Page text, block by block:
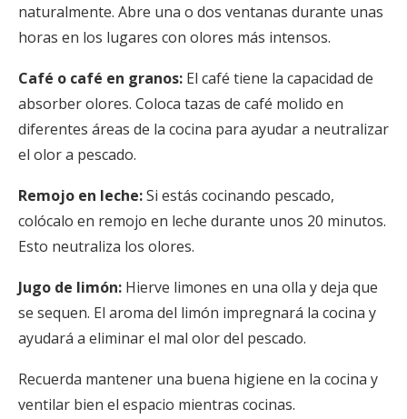
naturalmente. Abre una o dos ventanas durante unas
horas en los lugares con olores más intensos.
Café o café en granos: El café tiene la capacidad de
absorber olores. Coloca tazas de café molido en
diferentes áreas de la cocina para ayudar a neutralizar
el olor a pescado.
Remojo en leche:Si estás cocinando pescado,
colócalo en remojo en leche durante unos 20 minutos.
Esto neutraliza los olores.
Jugo de limón: Hierve limones en una olla y deja que
se sequen. El aroma del limón impregnará la cocina y
ayudará a eliminar el mal olor del pescado.
Recuerda mantener una buena higiene en la cocina y
ventilar bien el espacio mientras cocinas.